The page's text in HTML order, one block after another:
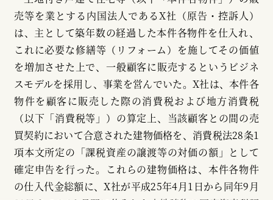
売等を業とする内国法人であるX社（原告・控訴人）
は、主として築年数の経過した本件各物件を仕入れ、
これに必要な修繕等（リフォーム）を施してその価値
を増加させた上で、一般顧客に販売するというビジネ
スモデルを採用し、事業を営んでいた。X社は、本件各
物件を顧客に販売した際の消費税および地方消費税
（以下「消費税等」）の算定上、当該顧客との間の売
買契約において合意された建物価格を、消費税法28条1
項本文所定の「課税資産の譲渡等の対価の額」として
確定申告を行った。これらの建物価格は、本件各物件
の仕入代金総額に、X社が平成25年4月1日から同年9月